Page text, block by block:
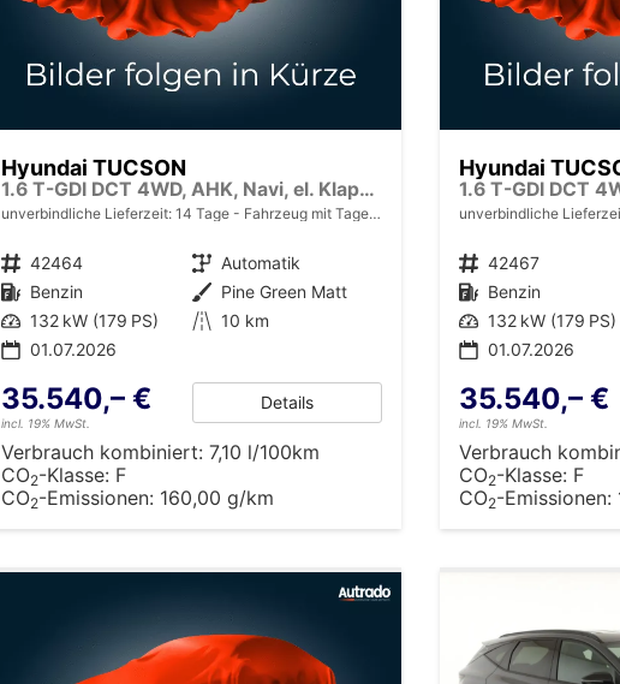
Hyundai TUCSON
1.6 T-GDI DCT 4WD, AHK, Navi, el. Klappe, Kamera, Side, Winter, 19-Zoll
unverbindliche Lieferzeit: 14 Tage Fahrzeug mit Tageszulassung
Fahrzeugnr. 42464 Getriebe Automatik
Kraftstoff Benzin Außenfarbe Pine Green Matt
Leistung 132 kW (179 PS) Kilometerstand 10 km
01.07.2026
35.540,– €
incl. 19% MwSt.
Details
Verbrauch kombiniert: 7,10 l/100km
CO2-Klasse: F
CO2-Emissionen: 160,00 g/km
Hyundai
unverbindliche
Fahrzeugnr. 42467
Kraftstoff Benzin
Leistung 132 kW (179 PS)
01.07.2026
35.540,– €
incl. 19% MwSt.
Verbrauch
CO2-Klasse: F
CO2-Emissionen: